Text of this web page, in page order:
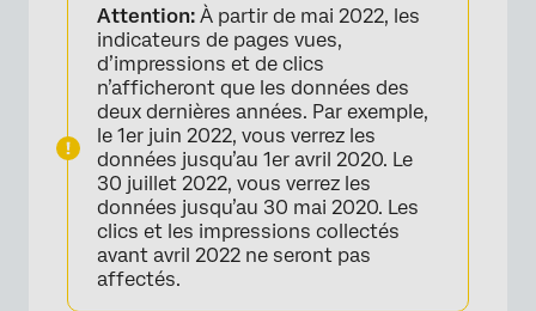
Attention: À partir de mai 2022, les
indicateurs de pages vues,
d’impressions et de clics
n’afficheront que les données des
deux dernières années. Par exemple,
le 1er juin 2022, vous verrez les
données jusqu’au 1er avril 2020. Le
30 juillet 2022, vous verrez les
données jusqu’au 30 mai 2020. Les
clics et les impressions collectés
avant avril 2022 ne seront pas
affectés.